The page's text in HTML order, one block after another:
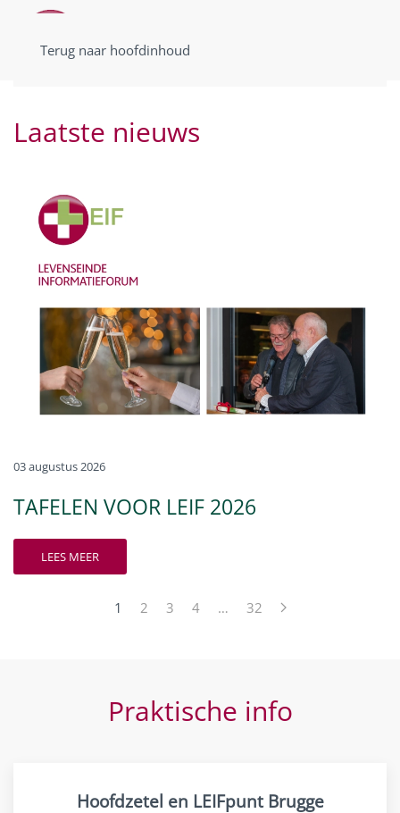
Terug naar hoofdinhoud
Laatste nieuws
03 augustus 2026
TAFELEN VOOR LEIF 2026
LEES MEER
1 2 3 4 … 32
Praktische info
Hoofdzetel en LEIFpunt Brugge